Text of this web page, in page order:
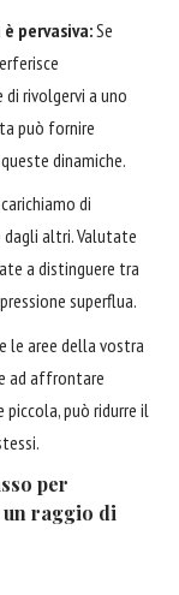
pervasiva:Se
rivolgervi a uno
può fornire
dinamiche.
di
altri. Valutate
a distinguere tra
superflua.
le aree della vostra
ad affrontare
piccola, può ridurre il
per
raggio di